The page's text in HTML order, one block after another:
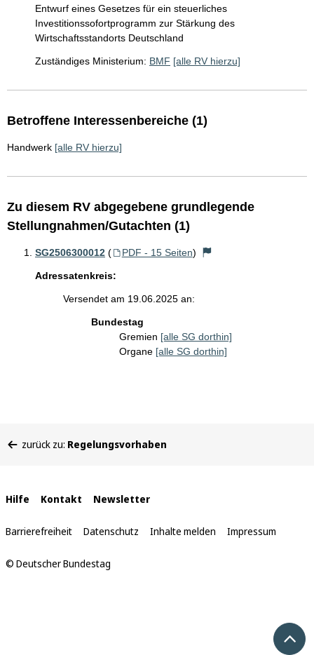
Entwurf eines Gesetzes für ein steuerliches
Investitionssofortprogramm zur Stärkung des
Wirtschaftsstandorts Deutschland
Zuständiges Ministerium: BMF [alle RV hierzu]
Betroffene Interessenbereiche (1)
Handwerk [alle RV hierzu]
Zu diesem RV abgegebene grundlegende
Stellungnahmen/Gutachten (1)
SG2506300012 ( PDF - 15 Seiten)
Adressatenkreis:
Versendet am 19.06.2025 an:
Bundestag
Gremien [alle SG dorthin]
Organe [alle SG dorthin]
befinden
zurück zu: Regelungsvorhaben
Interne
Links
Hilfe Kontakt Newsletter
Barrierefreiheit Datenschutz Inhalte melden Impressum
© Deutscher Bundestag